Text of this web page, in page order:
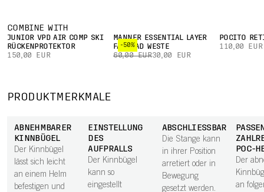
COMBINE WITH
JUNIOR VPD AIR COMP SKI
RÜCKENPROTEKTOR
150,00 EUR
-50%
MÄNNER ESSENTIAL LAYER
FAHRRAD WESTE
60,00 EUR30,00 EUR
POCITO
110,00 EUR
PRODUKTMERKMALE
ABNEHMBARER
KINNBÜGEL
Der Kinnbügel
lässt sich leicht
an einem Helm
befestigen und
EINSTELLUNG
DES
AUFPRALLS
Der Kinnbügel
kann so
eingestellt
ABSCHLIESSBAR
Die Stange kann
in ihrer Position
arretiert oder in
Bewegung
gesetzt werden.
POC-
Der
an